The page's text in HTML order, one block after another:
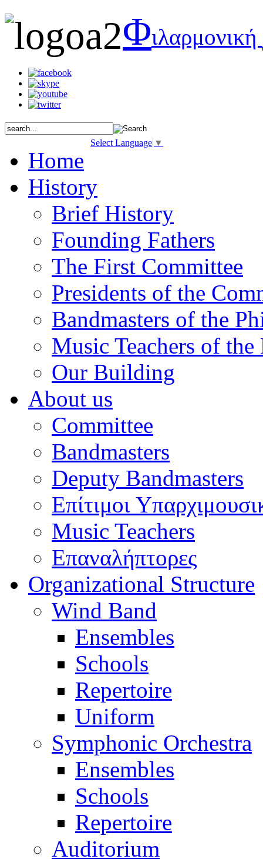
Φιλαρμονική
Select Language ▼
Home
History
Brief History
Founding Fathers
The First Committee
Presidents of the
Bandmasters of the
Music Teachers of
Our Building
About us
Committee
Bandmasters
Deputy Bandmasters
Επίτιμοι
Music Teachers
Επαναλήπτορες
Organizational Structure
Wind Band
Ensembles
Schools
Repertoire
Uniform
Symphonic Orchestra
Ensembles
Schools
Repertoire
Auditorium